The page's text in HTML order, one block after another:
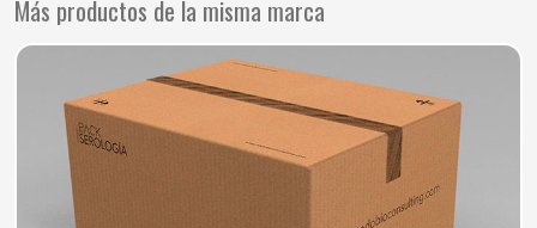
Más productos de la misma marca